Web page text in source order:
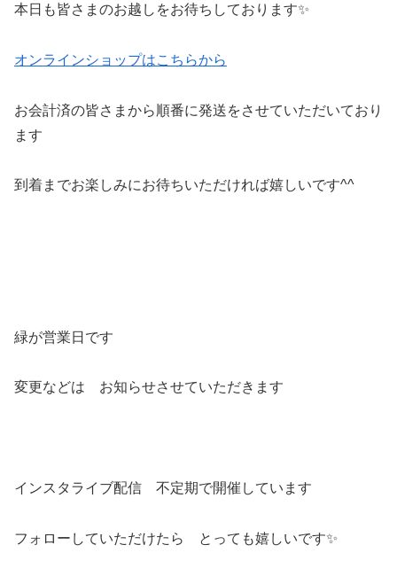
本日も皆さまのお越しをお待ちしております✨
オンラインショップはこちらから
お会計済の皆さまから順番に発送をさせていただいており
ます
到着までお楽しみにお待ちいただければ嬉しいです^^
緑が営業日です
変更などは お知らせさせていただきます
インスタライブ配信 不定期で開催しています
フォローしていただけたら とっても嬉しいです✨